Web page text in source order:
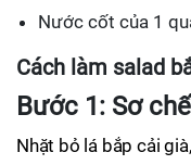
Nước cốt của 1
Cách làm salad
Bước 1: Sơ chế
Nhặt bỏ lá bắp cải